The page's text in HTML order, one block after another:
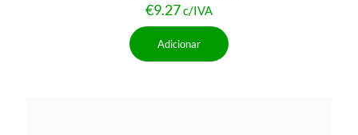
€9.27c/IVA
Adicionar